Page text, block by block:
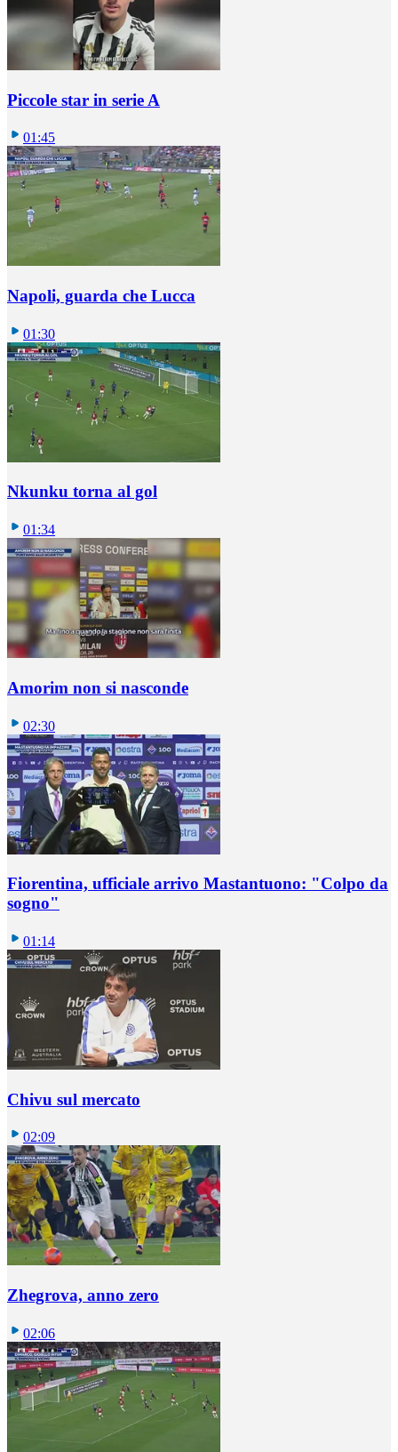
Piccole star in serie A
01:45
Napoli, guarda che Lucca
01:30
Nkunku torna al gol
01:34
Amorim non si nasconde
02:30
Fiorentina, ufficiale arrivo Mastantuono: "Colpo da
sogno"
01:14
Chivu sul mercato
02:09
Zhegrova, anno zero
02:06